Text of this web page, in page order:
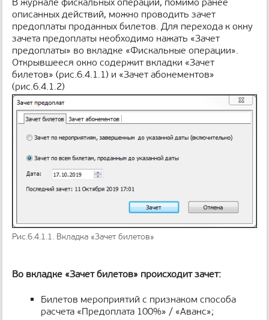
описанных действий, можно проводить зачет
предоплаты проданных билетов. Для перехода к окну
зачета предоплаты необходимо нажать «Зачет
предоплаты» во вкладке «Фискальные операции».
Открывшееся окно содержит вкладки «Зачет
билетов» (рис.6.4.1.1) и «Зачет абонементов»
(рис.6.4.1.2)
Рис.6.4.1.1. Вкладка «Зачет билетов»
Во вкладке «Зачет билетов» происходит зачет:
Билетов мероприятий с признаком способа
расчета «Предоплата 100%» / «Аванс»;